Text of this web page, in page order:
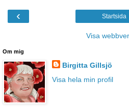
‹ Startsida
Visa
Om mig
Birgitta Gillsjö
Visa hela min profil